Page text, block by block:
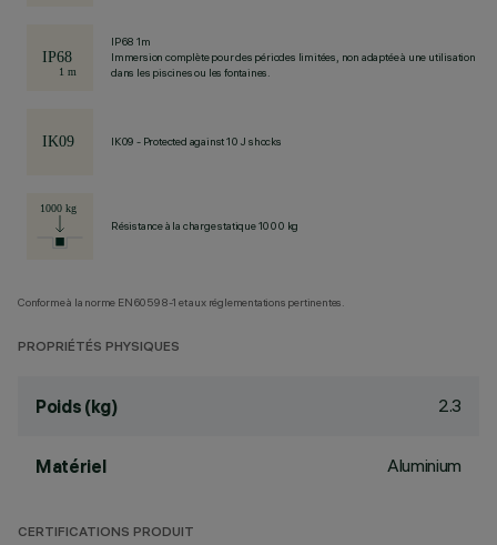
IP68 1m
Immersion complète pour des périodes limitées, non adaptée à une utilisation
dans les piscines ou les fontaines.
IK09 - Protected against 10 J shocks
Résistance à la charge statique 1000 kg
Conforme à la norme EN60598-1 et aux réglementations pertinentes.
PROPRIÉTÉS PHYSIQUES
Poids (kg) 2.3
Matériel Aluminium
CERTIFICATIONS PRODUIT